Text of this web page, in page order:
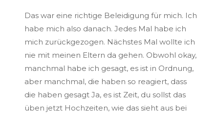
Das war eine richtige Beleidigung für mich. Ich
habe mich also danach. Jedes Mal habe ich
mich zurückgezogen. Nächstes Mal wollte ich
nie mit meinen Eltern da gehen. Obwohl okay,
manchmal habe ich gesagt, es ist in Ordnung,
aber manchmal, die haben so reagiert, dass
die haben gesagt Ja, es ist Zeit, du sollst das
üben jetzt Hochzeiten, wie das sieht aus bei